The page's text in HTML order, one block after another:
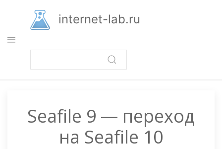
основному
содержанию
internet-lab.ru
Seafile 9 — переход
на Seafile 10